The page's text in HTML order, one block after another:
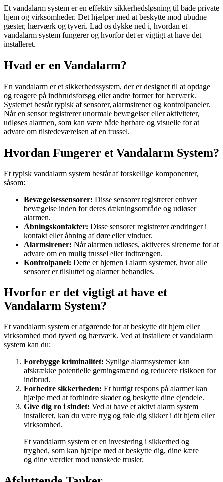
Et vandalarm system er en effektiv sikkerhedsløsning til både private
hjem og virksomheder. Det hjælper med at beskytte mod ubudne
gæster, hærværk og tyveri. Lad os dykke ned i, hvordan et
vandalarm system fungerer og hvorfor det er vigtigt at have det
installeret.
Hvad er en Vandalarm?
En vandalarm er et sikkerhedssystem, der er designet til at opdage
og reagere på indbrudsforsøg eller andre former for hærværk.
Systemet består typisk af sensorer, alarmsirener og kontrolpaneler.
Når en sensor registrerer unormale bevægelser eller aktiviteter,
udløses alarmen, som kan være både hørbare og visuelle for at
advare om tilstedeværelsen af en trussel.
Hvordan Fungerer et Vandalarm System?
Et typisk vandalarm system består af forskellige komponenter,
såsom:
Bevægelsessensorer: Disse sensorer registrerer enhver
bevægelse inden for deres dækningsområde og udløser
alarmen.
Åbningskontakter: Disse sensorer registrerer ændringer i
kontakt eller åbning af døre eller vinduer.
Alarmsirener: Når alarmen udløses, aktiveres sirenerne for at
advare om en mulig trussel eller indtrængen.
Kontrolpanel: Dette er hjernen i alarm systemet, hvor alle
sensorer er tilsluttet og alarmer behandles.
Hvorfor er det vigtigt at have et
Vandalarm System?
Et vandalarm system er afgørende for at beskytte dit hjem eller
virksomhed mod tyveri og hærværk. Ved at installere et vandalarm
system kan du:
Forebygge kriminalitet: Synlige alarmsystemer kan
afskrække potentielle gerningsmænd og reducere risikoen for
indbrud.
Forbedre sikkerheden: Et hurtigt respons på alarmer kan
hjælpe med at forhindre skader og beskytte dine ejendele.
Give dig ro i sindet: Ved at have et aktivt alarm system
installeret, kan du være tryg og føle dig sikker i dit hjem eller
virksomhed.
Et vandalarm system er en investering i sikkerhed og
tryghed, som kan hjælpe med at beskytte dig, dine kære
og dine værdier mod uønskede trusler.